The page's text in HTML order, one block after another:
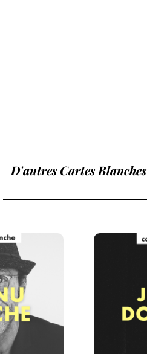
D'autres Cartes Blanches